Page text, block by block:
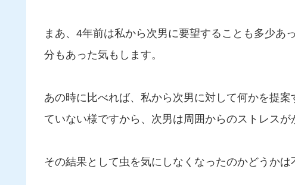
まあ、4年前は私から次男に要望することも多少あ
分もあった気もします。
あの時に比べれば、私から次男に対して何かを提
ていない様ですから、次男は周囲からのストレスが
その結果として虫を気にしなくなったのかどうかは